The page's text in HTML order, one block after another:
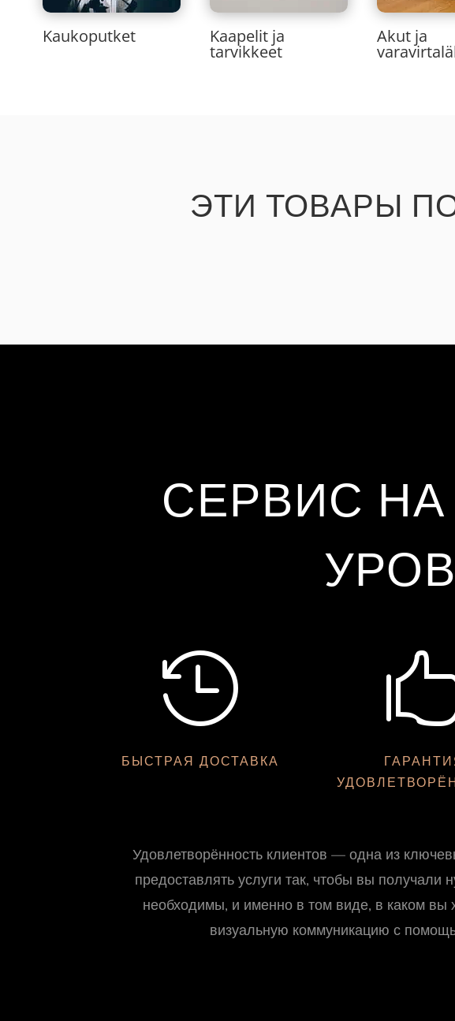
Kaukoputket Kaapelit ja
tarvikkeet
Akut ja
ЭТИ ТОВАРЫ
СЕРВИС

БЫСТРАЯ ДОСТАВКА
Удовлетворённость клиентов — одна из
предоставлять услуги так, чтобы вы получали
необходимы, и именно в том виде, в каком
визуальную коммуникацию с